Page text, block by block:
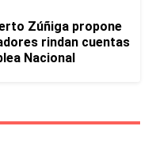
Zúñiga propone
rindan cuentas
Nacional